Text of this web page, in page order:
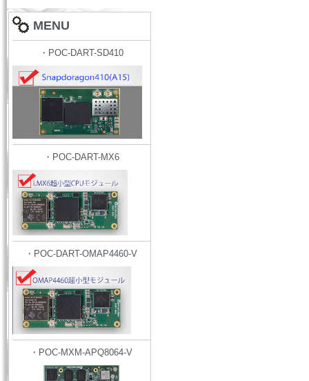
MENU
・POC-DART-SD410
・POC-DART-MX6
・POC-DART-OMAP4460-V
・POC-MXM-APQ8064-V